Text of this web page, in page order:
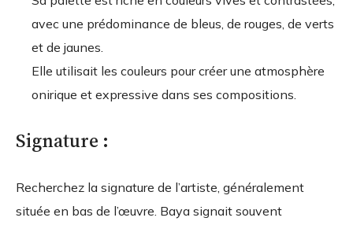
avec une prédominance de bleus, de rouges, de verts
et de jaunes.
Elle utilisait les couleurs pour créer une atmosphère
onirique et expressive dans ses compositions.
Signature :
Recherchez la signature de l’artiste, généralement
située en bas de l’œuvre. Baya signait souvent